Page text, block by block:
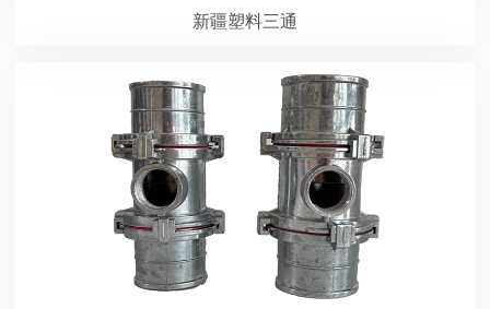
新疆塑料三通